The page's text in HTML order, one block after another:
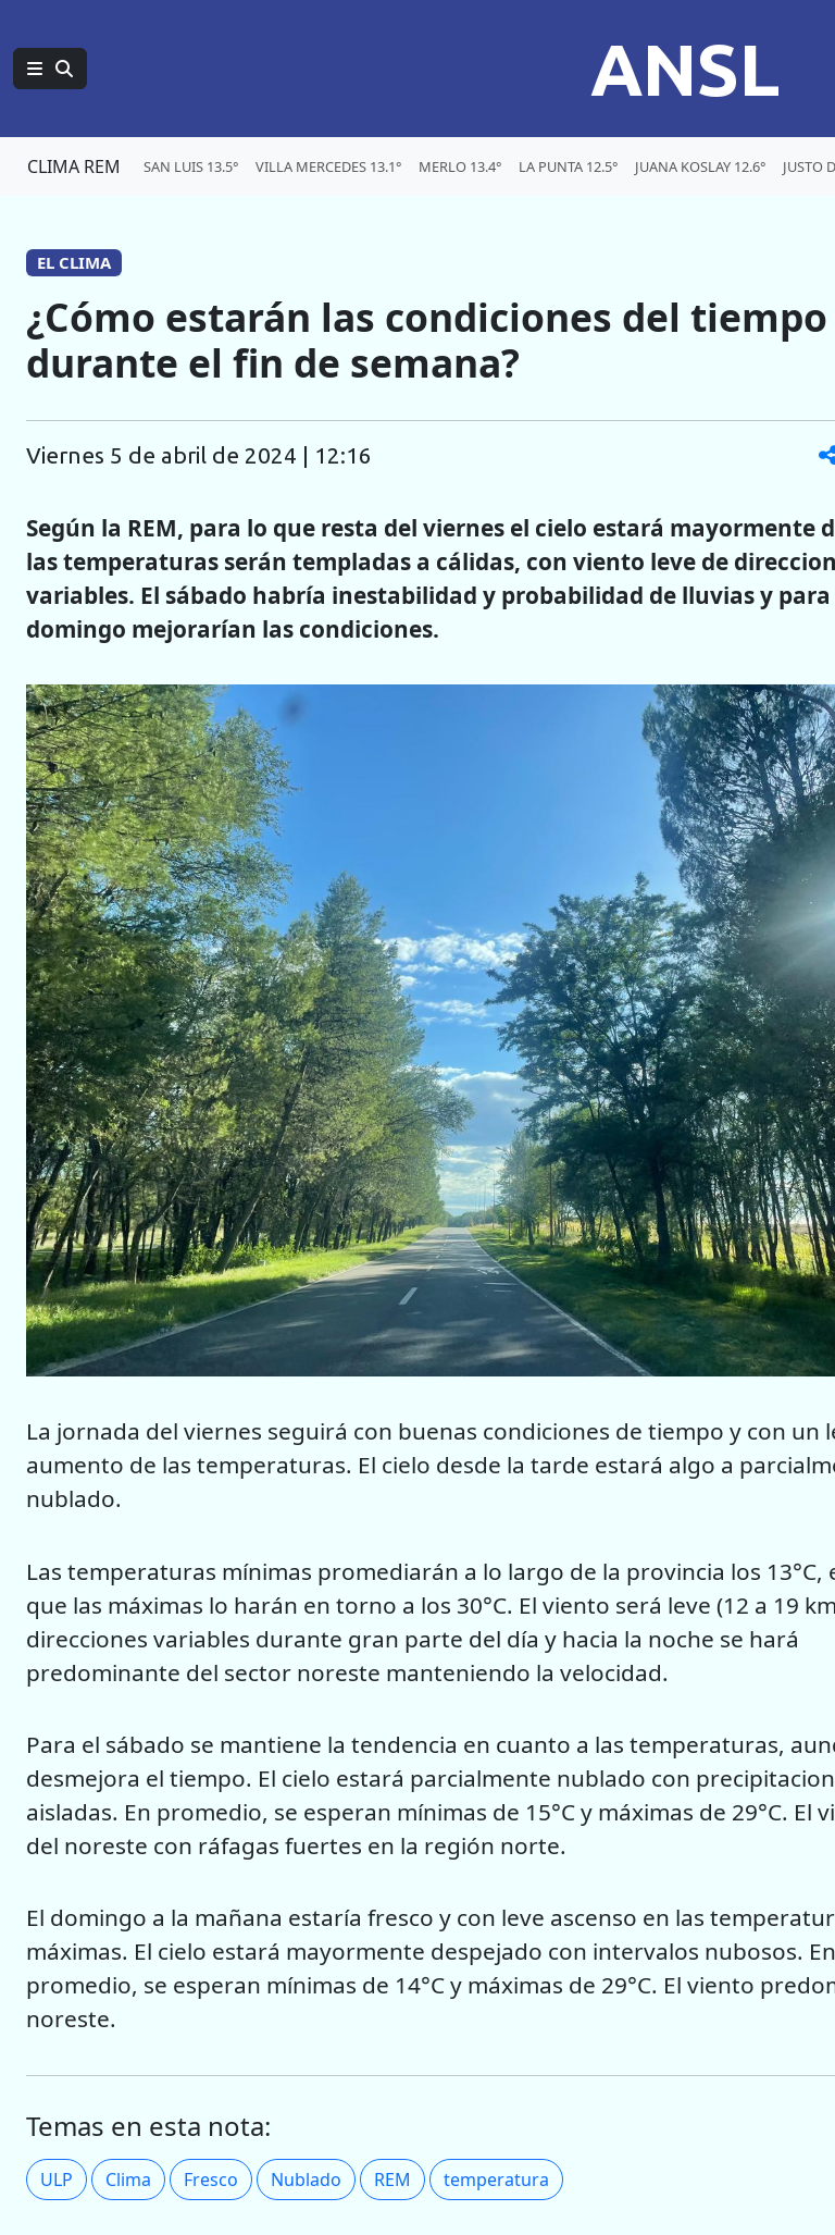
ANSL
CLIMA REM SAN LUIS 13.5° VILLA MERCEDES 13.1° MERLO 13.4° LA PUNTA 12.5° JUANA KOSLAY 12.6° JUSTO
EL CLIMA
¿Cómo estarán las condiciones del tiempo
durante el fin de semana?
viernes 5 de abril de 2024 | 12:16
Según la REM, para lo que resta del viernes el cielo estará mayormente
las temperaturas serán templadas a cálidas, con viento leve de
variables. El sábado habría inestabilidad y probabilidad de lluvias y para
domingo mejorarían las condiciones.
La jornada del viernes seguirá con buenas condiciones de tiempo y con un
aumento de las temperaturas. El cielo desde la tarde estará algo a
nublado.
Las temperaturas mínimas promediarán a lo largo de la provincia los 13°C,
que las máximas lo harán en torno a los 30°C. El viento será leve (12 a 19
direcciones variables durante gran parte del día y hacia la noche se hará
predominante del sector noreste manteniendo la velocidad.
Para el sábado se mantiene la tendencia en cuanto a las temperaturas,
desmejora el tiempo. El cielo estará parcialmente nublado con
aisladas. En promedio, se esperan mínimas de 15°C y máximas de 29°C. El
del noreste con ráfagas fuertes en la región norte.
El domingo a la mañana estaría fresco y con leve ascenso en las
máximas. El cielo estará mayormente despejado con intervalos nubosos. En
promedio, se esperan mínimas de 14°C y máximas de 29°C. El viento
noreste.
Temas en esta nota:
ULP Clima Fresco Nublado REM temperatura